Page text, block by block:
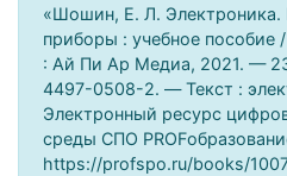
«Шошин, Е. Л. Электроника.
приборы : учебное
: Ай Пи Ар Медиа, 2021. —
4497-0508-2. — Текст :
Электронный ресурс
среды СПО
https://profspo.ru/books/